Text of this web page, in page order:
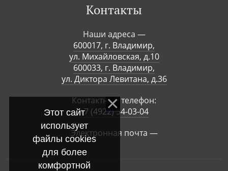
Контакты
Наши адреса —
600017, г. Владимир,
ул. Михайловская, д.10
600033, г. Владимир,
ул. Диктора Левитана, д.36
Контактный телефон:
+7 (4922) 54-03-04
Электронная почта —
Этот сайт
использует
файлы cookies
для более
комфортной